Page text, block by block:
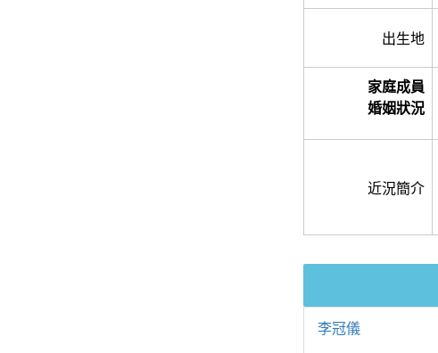
出生地
家庭成員
婚姻狀況
近況簡介
李冠儀